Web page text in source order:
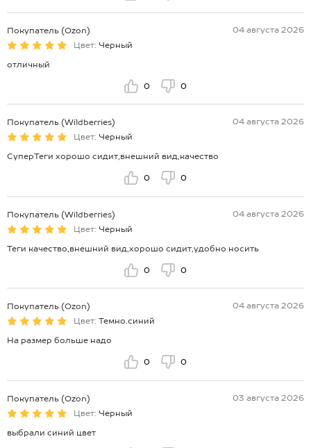
Покупатель (Ozon)
04 августа 2026
Цвет: Черный
отличный
0 0
Покупатель (Wildberries)
04 августа 2026
Цвет: Черный
СуперТеги хорошо сидит,внешний вид,качество
0 0
Покупатель (Wildberries)
04 августа 2026
Цвет: Черный
Теги качество,внешний вид,хорошо сидит,удобно носить
0 0
Покупатель (Ozon)
04 августа 2026
Цвет: Темно.синий
На размер больше надо
0 0
Покупатель (Ozon)
03 августа 2026
Цвет: Черный
выбрали синий цвет